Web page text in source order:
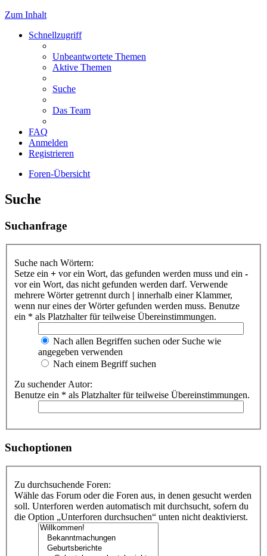
Zum Inhalt
Schnellzugriff
Unbeantwortete Themen
Aktive Themen
Suche
Das Team
FAQ
Anmelden
Registrieren
Foren-Übersicht
Suche
Suchanfrage
Suche nach Wörtern:
Setze ein + vor ein Wort, das gefunden werden muss und ein -
vor ein Wort, das nicht gefunden werden darf. Verwende
mehrere Wörter getrennt durch | innerhalb einer Klammer,
wenn nur eines der Wörter gefunden werden muss. Benutze
ein * als Platzhalter für teilweise Übereinstimmungen.
Nach allen Begriffen suchen oder Suche wie
angegeben verwenden
Nach einem Begriff suchen
Zu suchender Autor:
Benutze ein * als Platzhalter für teilweise Übereinstimmungen.
Suchoptionen
Zu durchsuchende Foren:
Wähle das Forum oder die Foren aus, in denen gesucht werden
soll. Unterforen werden automatisch mit durchsucht, sofern du
die Option „Unterforen durchsuchen“ unten nicht deaktivierst.